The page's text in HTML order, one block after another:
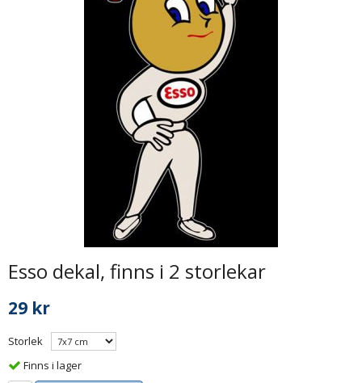
Esso dekal, finns i 2 storlekar
29 kr
Storlek
Finns i lager